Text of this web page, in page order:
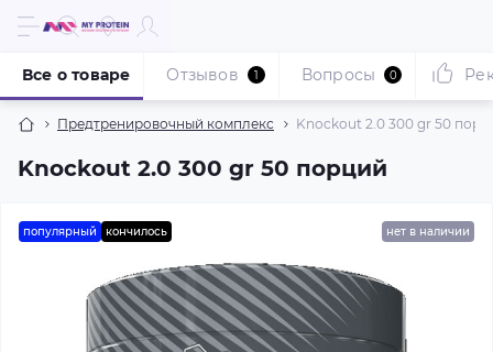
Предтренировочный комплекс Knockout 2.0 300 gr 50
Knockout 2.0 300 gr 50 порций
Все о товаре Отзывов 1 Вопросы 0
популярный кончилось нет в наличии